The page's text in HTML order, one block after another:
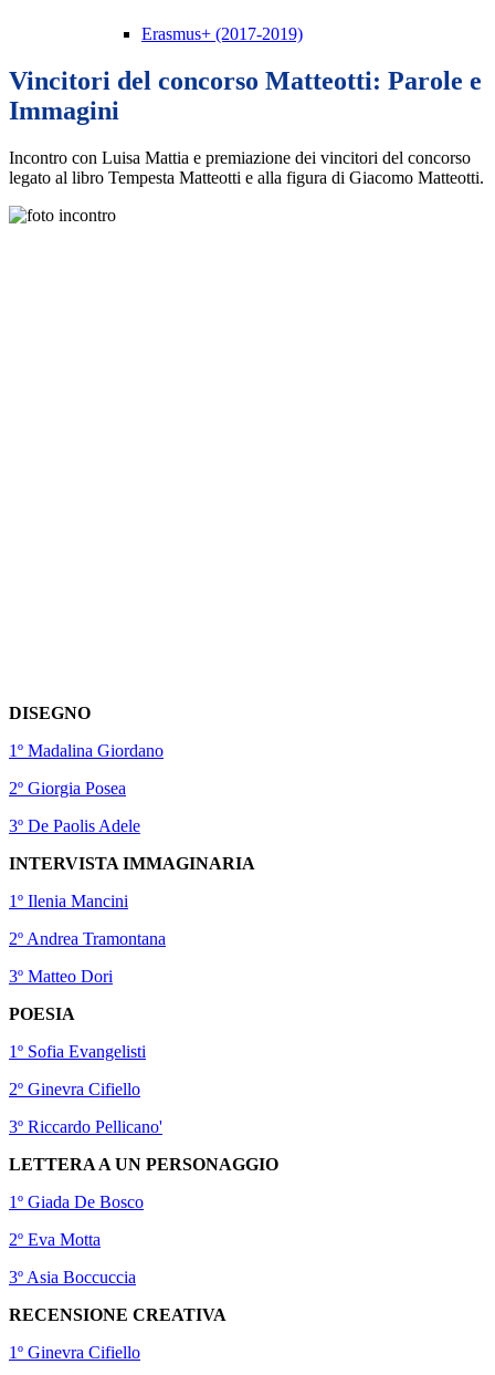
Erasmus+ (2017-2019)
Vincitori del concorso Matteotti: Parole e
Immagini
Incontro con Luisa Mattia e premiazione dei vincitori del concorso
legato al libro Tempesta Matteotti e alla figura di Giacomo Matteotti.
DISEGNO
1º Madalina Giordano
2º Giorgia Posea
3º De Paolis Adele
INTERVISTA IMMAGINARIA
1º Ilenia Mancini
2º Andrea Tramontana
3º Matteo Dori
POESIA
1º Sofia Evangelisti
2º Ginevra Cifiello
3º Riccardo Pellicano'
LETTERA A UN PERSONAGGIO
1º Giada De Bosco
2º Eva Motta
3º Asia Boccuccia
RECENSIONE CREATIVA
1º Ginevra Cifiello